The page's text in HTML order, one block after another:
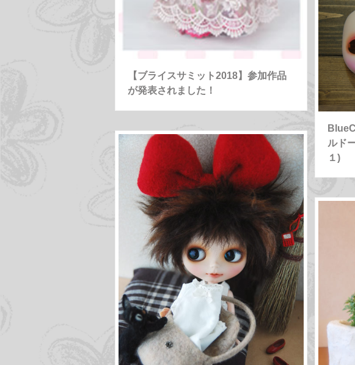
【ブライスサミット2018】参加作品
が発表されました！
ルド
１)